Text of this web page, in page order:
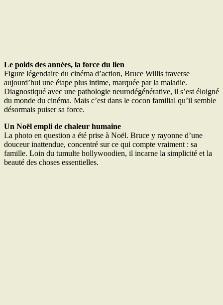
Le poids des années, la force du lien
Figure légendaire du cinéma d’action, Bruce Willis traverse
aujourd’hui une étape plus intime, marquée par la maladie.
Diagnostiqué avec une pathologie neurodégénérative, il s’est éloigné
du monde du cinéma. Mais c’est dans le cocon familial qu’il semble
désormais puiser sa force.
Un Noël empli de chaleur humaine
La photo en question a été prise à Noël. Bruce y rayonne d’une
douceur inattendue, concentré sur ce qui compte vraiment : sa
famille. Loin du tumulte hollywoodien, il incarne la simplicité et la
beauté des choses essentielles.